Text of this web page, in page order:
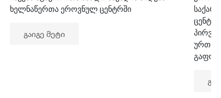
ხელნაწერთა ეროვნულ ცენტრში
გაიგე მეტი